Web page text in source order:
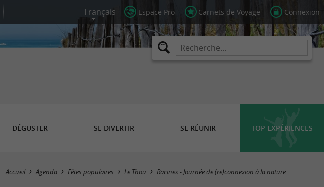
Espace Pro Carnets de Voyage Connexion
DÉGUSTER SE DIVERTIR SE RÉUNIR TOP EXPÉRIENCES
Accueil Agenda Fêtes populaires Le Thou Racines - Journée de (re)connexion à la nature